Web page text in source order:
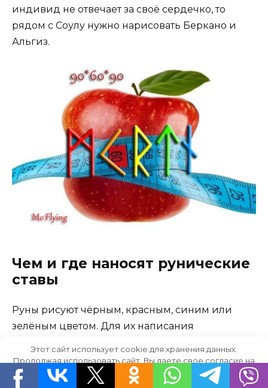
индивид не отвечает за своё сердечко, то
рядом с Соулу нужно нарисовать Беркано и
Альгиз.
Чем и где наносят рунические
ставы
Руны рисуют чёрным, красным, синим или
зелёным цветом. Для их написания
говорилось выше, при написании символов
необходимо выражать намерение. Пишут руны
Этот сайт использует cookie для хранения данных.
Продолжая использовать сайт, Вы даете свое согласие на
работу с этими файлами.